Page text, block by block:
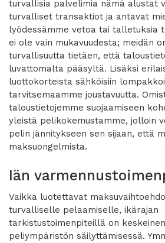
turvallisia palvelimia nämä alustat
turvalliset transaktiot ja antavat
lyödessämme vetoa tai talletuksia
ei ole vain mukavuudesta; meidän
turvallisuutta tietäen, että
luvattomalta pääsyltä. Lisäksi
luottokorteista sähköisiin
tarvitsemaamme joustavuutta.
taloustietojemme suojaamiseen
yleistä pelikokemustamme, jolloin
pelin jännitykseen sen sijaan, että
maksuongelmista.
Iän
Vaikka luotettavat
turvalliselle pelaamiselle, ikärajan
tarkistustoimenpiteillä on
peliympäristön säilyttämisessä.